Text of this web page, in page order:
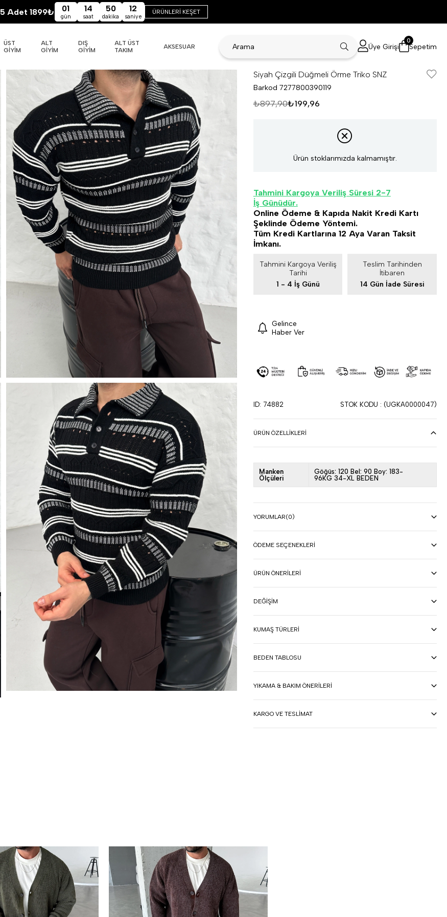
5 Adet 1899₺ 01
gün
14
saat
50
dakika
10
saniye
ÜRÜNLERİ KEŞET
ÜST
GİYİM
ALT
GİYİM
DIŞ
GİYİM
ALT ÜST
TAKIM
AKSESUAR Üye Girişi Sepetim
0
Siyah Çizgili Düğmeli Örme Triko SNZ
Barkod 7277800390119
₺897,90₺199,96
Ürün stoklarımızda kalmamıştır.
Tahmini Kargoya Veriliş Süresi 2-7
İş Günüdür.
Online Ödeme & Kapıda Nakit Kredi Kartı
Şeklinde Ödeme Yöntemi.
Tüm Kredi Kartlarına 12 Aya Varan Taksit
İmkanı.
Tahmini Kargoya Veriliş
Tarihi
1 - 4 İş Günü
Teslim Tarihinden
İtibaren
14 Gün İade Süresi
Gelince
Haber Ver
ID: 74882 STOK KODU (UGKA0000047)
ÜRÜN ÖZELLIKLERI
Manken
Ölçüleri
Göğüs: 120 Bel: 90 Boy: 183-
96KG 34-XL BEDEN
YORUMLAR(0)
ÖDEME SEÇENEKLERI
ÜRÜN ÖNERILERI
DEĞIŞIM
KUMAŞ TÜRLERI
BEDEN TABLOSU
YIKAMA & BAKIM ÖNERILERI
KARGO VE TESLIMAT